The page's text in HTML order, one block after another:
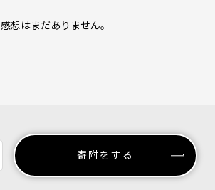
感想はまだありません。
寄附をする